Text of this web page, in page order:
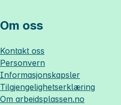
Om oss
Kontakt oss
Personvern
Informasjonskapsler
Tilgjengelighetserklæring
Om arbeidsplassen.no